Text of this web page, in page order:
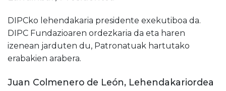
DIPCko lehendakaria presidente exekutiboa da.
DIPC Fundazioaren ordezkaria da eta haren
izenean jarduten du, Patronatuak hartutako
erabakien arabera.
Juan Colmenero de León, Lehendakariordea